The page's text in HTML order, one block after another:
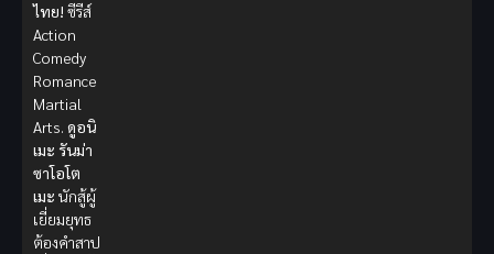
ไทย! ซีรีส์
Action
Comedy
Romance
Martial
Arts. ดูอนิ
เมะ รันม่า
ซาโอโต
เมะ นักสู้ผู้
เยี่ยมยุทธ
ต้องคำสาป